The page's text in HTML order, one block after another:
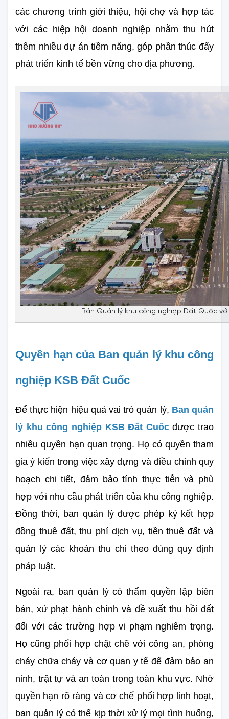
các chương trình giới thiệu, hội chợ và hợp tác
với các hiệp hội doanh nghiệp nhằm thu hút
thêm nhiều dự án tiềm năng, góp phần thúc đẩy
phát triển kinh tế bền vững cho địa phương.
Bản Quản lý khu công nghiệp Đất Quốc
Quyền hạn của Ban quản lý khu công
nghiệp KSB Đất Cuốc
Để thực hiện hiệu quả vai trò quản lý, Ban quản
lý khu công nghiệp KSB Đất Cuốc được trao
nhiều quyền hạn quan trọng. Họ có quyền tham
gia ý kiến trong việc xây dựng và điều chỉnh quy
hoạch chi tiết, đảm bảo tính thực tiễn và phù
hợp với nhu cầu phát triển của khu công nghiệp.
Đồng thời, ban quản lý được phép ký kết hợp
đồng thuê đất, thu phí dịch vụ, tiền thuê đất và
quản lý các khoản thu chi theo đúng quy định
pháp luật.
Ngoài ra, ban quản lý có thẩm quyền lập biên
bản, xử phạt hành chính và đề xuất thu hồi đất
đối với các trường hợp vi phạm nghiêm trọng.
Họ cũng phối hợp chặt chẽ với công an, phòng
cháy chữa cháy và cơ quan y tế để đảm bảo an
ninh, trật tự và an toàn trong toàn khu vực. Nhờ
quyền hạn rõ ràng và cơ chế phối hợp linh hoạt,
ban quản lý có thể kịp thời xử lý mọi tình huống,